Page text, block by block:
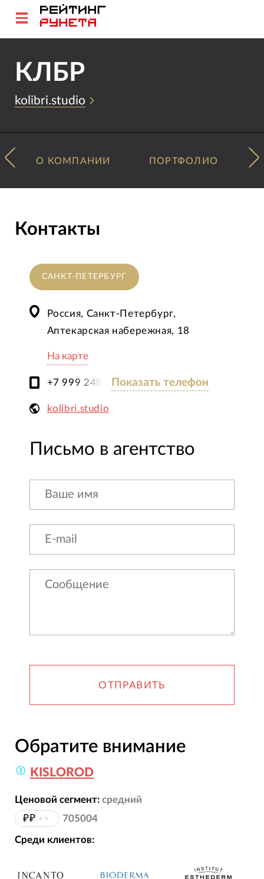
КЛБР
kolibri.studio
О КОМПАНИИ ПОРТФОЛИО
Контакты
САНКТ-ПЕТЕРБУРГ
Россия, Санкт-Петербург,
Аптекарская набережная, 18
На карте
+7 999 248 88 08Показать телефон
kolibri.studio
Письмо в агентство
ОТПРАВИТЬ
Обратите внимание
KISLOROD
Ценовой сегмент: средний
₽₽ •• 705004
Среди клиентов: